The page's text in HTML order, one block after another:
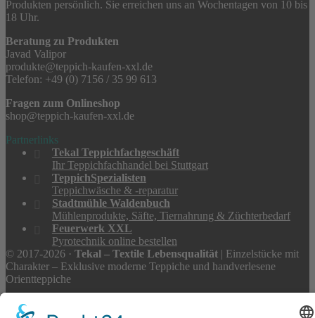
Produkten persönlich. Sie erreichen uns an Wochentagen von 10 bis
18 Uhr.
Beratung zu Produkten
Javad Valipor
produkte@teppich-kaufen-xxl.de
Telefon: +49 (0) 7156 / 35 99 613
Fragen zum Onlineshop
shop@teppich-kaufen-xxl.de
Partnerlinks
Tekal Teppichfachgeschäft
Ihr Teppichfachhandel bei Stuttgart
TeppichSpezialisten
Teppichwäsche & -reparatur
Stadtmühle Waldenbuch
Mühlenprodukte, Säfte, Tiernahrung & Züchterbedarf
Feuerwerk XXL
Pyrotechnik online bestellen
© 2017-2026 · Tekal – Textile Lebensqualität | Einzelstücke mit
Charakter – Exklusive moderne Teppiche und handverlesene
Orientteppiche
Alle Preise inkl. der gesetzlichen MwSt. · Die durchgestrichenen Preise